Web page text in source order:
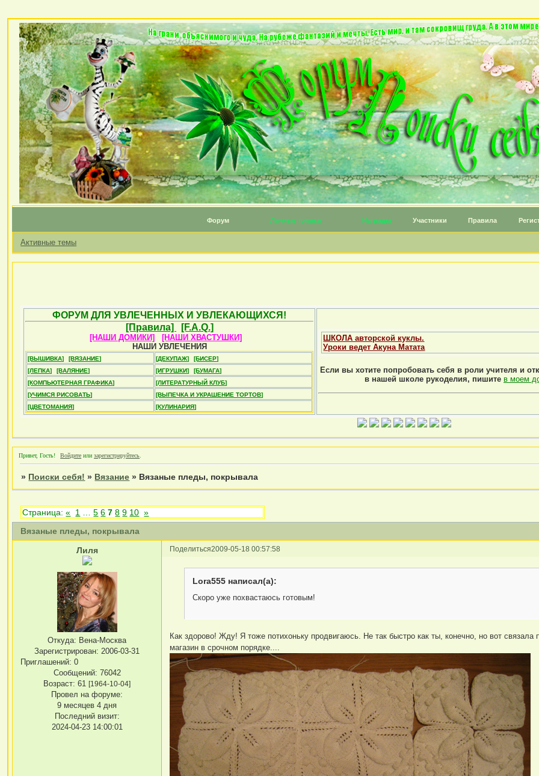
Форум Личные топики Награды Участники Правила
Активные темы
ФОРУМ ДЛЯ УВЛЕЧЕННЫХ И УВЛЕКАЮЩИХСЯ!
[Правила]
[F.A.Q.]
[НАШИ ДОМИКИ]
[НАШИ ХВАСТУШКИ]
НАШИ УВЛЕЧЕНИЯ
[ВЫШИВКА] [ВЯЗАНИЕ] [ДЕКУПАЖ]
[БИСЕР]
[ЛЕПКА]
[ВАЛЯНИЕ] [ИГРУШКИ]
[БУМАГА]
[КОМПЬЮТЕРНАЯ ГРАФИКА]
[ЛИТЕРАТУРНЫЙ КЛУБ]
[УЧИМСЯ РИСОВАТЬ]
[ВЫПЕЧКА И УКРАШЕНИЕ ТОРТОВ]
[ЦВЕТОМАНИЯ]
[КУЛИНАРИЯ]
ШКОЛА авторской куклы.
Уроки ведет Акуна Матата
Если вы хотите попробовать себя в роли учителя и
в нашей школе рукоделия, пишите в моем
Привет, Гость! Войдите илизарегистрируйтесь
» Поиски себя! » Вязание » Вязаные пледы, покрывала
Вязаные пледы, покрывала
Страница:« 1 5 6 7 8 9 10 »
Поделиться2009-05-18 00:57:58
Лиля
Откуда: Вена-Москва
Зарегистрирован: 2006-03-31
Приглашений: 0
Сообщений: 76042
Возраст: 61[1964-10-04]
Провел на форуме:
9 месяцев 4 дня
Последний визит:
2024-04-23 14:00:01
Lora555 написал(а):
Скоро уже похвастаюсь готовым!
Как здорово! Жду! Я тоже потихоньку продвигаюсь. Не так быстро как ты, конечно, но вот
магазин в срочном порядке....